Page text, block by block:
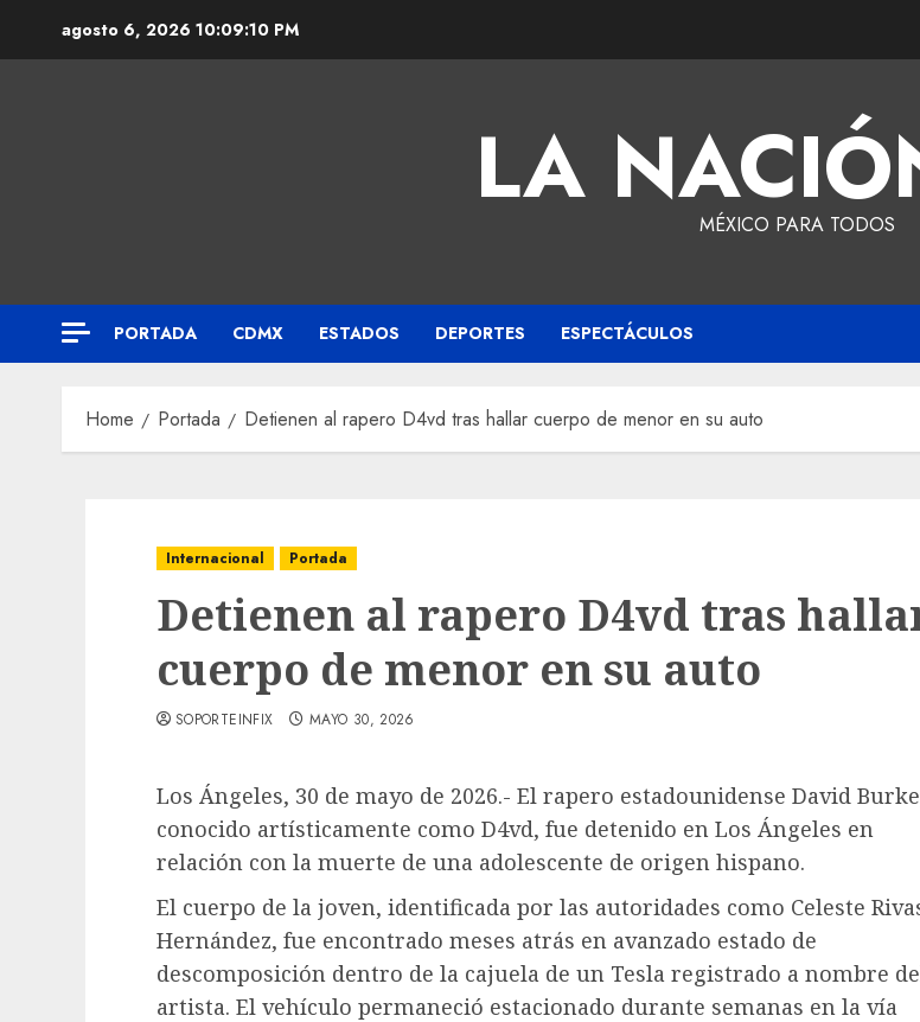
agosto 6, 2026 10:09:10 PM
LA MÉXICO PARA TODOS
PORTADA CDMX ESTADOS DEPORTES ESPECTÁCULOS
Home Portada Detienen al rapero D4vd tras hallar cuerpo de menor en su auto
Internacional Portada
Detienen al rapero D4vd tras
cuerpo de menor en su auto
SOPORTEINFIX MAYO 30, 2026
Los Ángeles, 30 de mayo de 2026.- El rapero estadounidense David
conocido artísticamente como D4vd, fue detenido en Los Ángeles en
relación con la muerte de una adolescente de origen hispano.
El cuerpo de la joven, identificada por las autoridades como Celeste
Hernández, fue encontrado meses atrás en avanzado estado de
descomposición dentro de la cajuela de un Tesla registrado a nombre
artista. El vehículo permaneció estacionado durante semanas en la vía